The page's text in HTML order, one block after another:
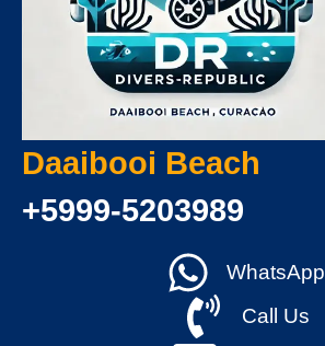
Daaibooi Beach
+5999-5203989
WhatsApp
Call Us